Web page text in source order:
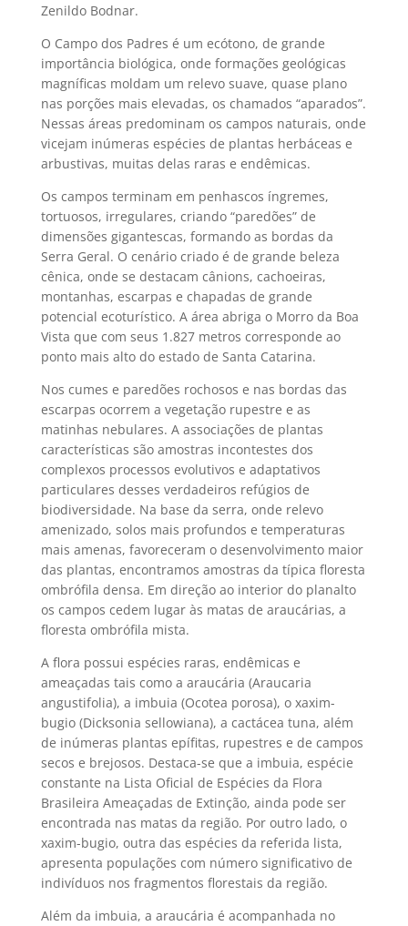
Zenildo Bodnar.
O Campo dos Padres é um ecótono, de grande
importância biológica, onde formações geológicas
magníficas moldam um relevo suave, quase plano
nas porções mais elevadas, os chamados “aparados”.
Nessas áreas predominam os campos naturais, onde
vicejam inúmeras espécies de plantas herbáceas e
arbustivas, muitas delas raras e endêmicas.
Os campos terminam em penhascos íngremes,
tortuosos, irregulares, criando “paredões” de
dimensões gigantescas, formando as bordas da
Serra Geral. O cenário criado é de grande beleza
cênica, onde se destacam cânions, cachoeiras,
montanhas, escarpas e chapadas de grande
potencial ecoturístico. A área abriga o Morro da Boa
Vista que com seus 1.827 metros corresponde ao
ponto mais alto do estado de Santa Catarina.
Nos cumes e paredões rochosos e nas bordas das
escarpas ocorrem a vegetação rupestre e as
matinhas nebulares. A associações de plantas
características são amostras incontestes dos
complexos processos evolutivos e adaptativos
particulares desses verdadeiros refúgios de
biodiversidade. Na base da serra, onde relevo
amenizado, solos mais profundos e temperaturas
mais amenas, favoreceram o desenvolvimento maior
das plantas, encontramos amostras da típica floresta
ombrófila densa. Em direção ao interior do planalto
os campos cedem lugar às matas de araucárias, a
floresta ombrófila mista.
A flora possui espécies raras, endêmicas e
ameaçadas tais como a araucária (Araucaria
angustifolia), a imbuia (Ocotea porosa), o xaxim-
bugio (Dicksonia sellowiana), a cactácea tuna, além
de inúmeras plantas epífitas, rupestres e de campos
secos e brejosos. Destaca-se que a imbuia, espécie
constante na Lista Oficial de Espécies da Flora
Brasileira Ameaçadas de Extinção, ainda pode ser
encontrada nas matas da região. Por outro lado, o
xaxim-bugio, outra das espécies da referida lista,
apresenta populações com número significativo de
indivíduos nos fragmentos florestais da região.
Além da imbuia, a araucária é acompanhada no